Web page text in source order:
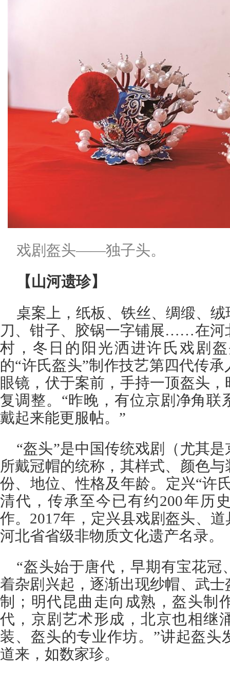
戏剧盔头——独子头。
【山河遗珍】
桌案上，纸板、铁丝、绸缎、
刀、钳子、胶锅一字铺展……在河
村，冬日的阳光洒进许氏戏剧
的“许氏盔头”制作技艺第四代传
眼镜，伏于案前，手持一顶盔头
复调整。“昨晚，有位京剧净角联
戴起来能更服帖。”
“盔头”是中国传统戏剧（尤其
所戴冠帽的统称，其样式、颜色
份、地位、性格及年龄。定兴“许
清代，传承至今已有约200年历
作。2017年，定兴县戏剧盔头、
河北省省级非物质文化遗产名录。
“盔头始于唐代，早期有宝花冠
着杂剧兴起，逐渐出现纱帽、武
制；明代昆曲走向成熟，盔头制
代，京剧艺术形成，北京也相继
装、盔头的专业作坊。”讲起盔头
道来，如数家珍。